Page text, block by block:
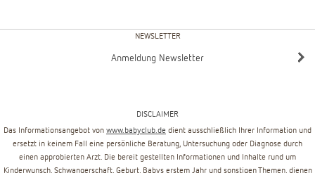
NEWSLETTER
Anmeldung Newsletter
DISCLAIMER
Das Informationsangebot von www.babyclub.de dient ausschließlich Ihrer Information und
ersetzt in keinem Fall eine persönliche Beratung, Untersuchung oder Diagnose durch
einen approbierten Arzt. Die bereit gestellten Informationen und Inhalte rund um
Kinderwunsch, Schwangerschaft, Geburt, Babys erstem Jahr und sonstigen Themen, dienen